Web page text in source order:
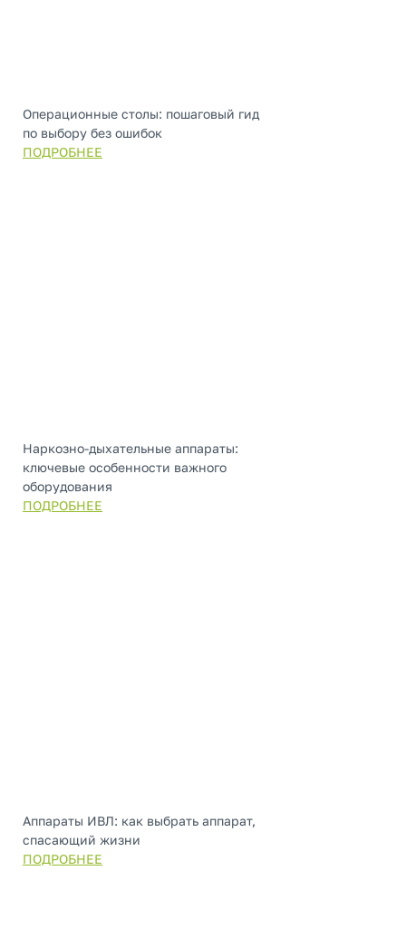
Операционные столы: пошаговый гид
по выбору без ошибок
ПОДРОБНЕЕ
Наркозно-дыхательные аппараты:
ключевые особенности важного
оборудования
ПОДРОБНЕЕ
Аппараты ИВЛ: как выбрать аппарат,
спасающий жизни
ПОДРОБНЕЕ